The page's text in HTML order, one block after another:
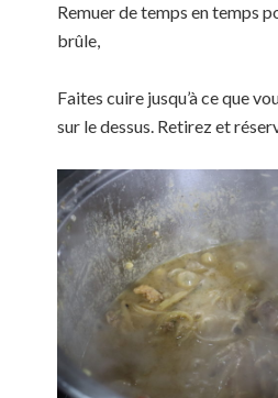
Remuer de temps en temps
brûle,
Faites cuire jusqu’à ce que
sur le dessus. Retirez et